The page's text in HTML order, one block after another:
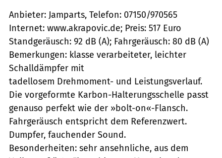
Anbieter: Jamparts, Telefon: 07150/970565
Internet: www.akrapovic.de; Preis: 517 Euro
Standgeräusch: 92 dB (A); Fahrgeräusch: 80 dB (A)
Bemerkungen: klasse verarbeiteter, leichter
Schalldämpfer mit
tadellosem Drehmoment- und Leistungsverlauf.
Die vorgeformte Karbon-Halterungsschelle passt
genauso perfekt wie der »bolt-on«-Flansch.
Fahrgeräusch entspricht dem Referenzwert.
Dumpfer, fauchender Sound.
Besonderheiten: sehr ansehnliche, aus dem